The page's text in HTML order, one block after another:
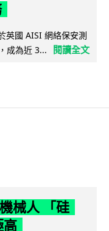
英國 AISI 網絡保安測
成為近 3...
閱讀全文
械人 「硅
高